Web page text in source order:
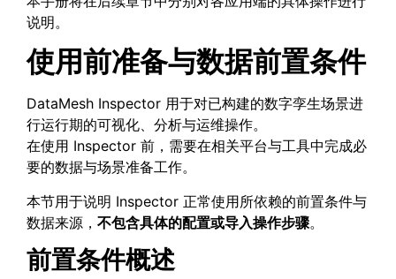
说明。
使用前准备与数据前置条件
DataMesh Inspector 用于对已构建的数字孪生场景进
行运行期的可视化、分析与运维操作。
在使用 Inspector 前，需要在相关平台与工具中完成必
要的数据与场景准备工作。
本节用于说明 Inspector 正常使用所依赖的前置条件与
数据来源， 不包含具体的配置或导入操作步骤。
前置条件概述